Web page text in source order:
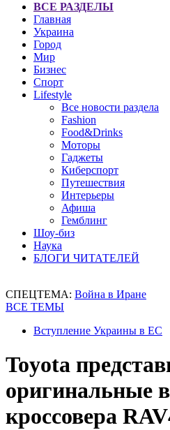
ВСЕ РАЗДЕЛЫ
Главная
Украина
Город
Мир
Бизнес
Спорт
Lifestyle
Все новости раздела
Fashion
Food&Drinks
Моторы
Гаджеты
Киберспорт
Путешествия
Интерьеры
Афиша
Гемблинг
Шоу-биз
Наука
БЛОГИ ЧИТАТЕЛЕЙ
СПЕЦТЕМА: Война в Иране
ВСЕ ТЕМЫ
Вступление Украины в ЕС
Toyota
оригинальные
кроссовера